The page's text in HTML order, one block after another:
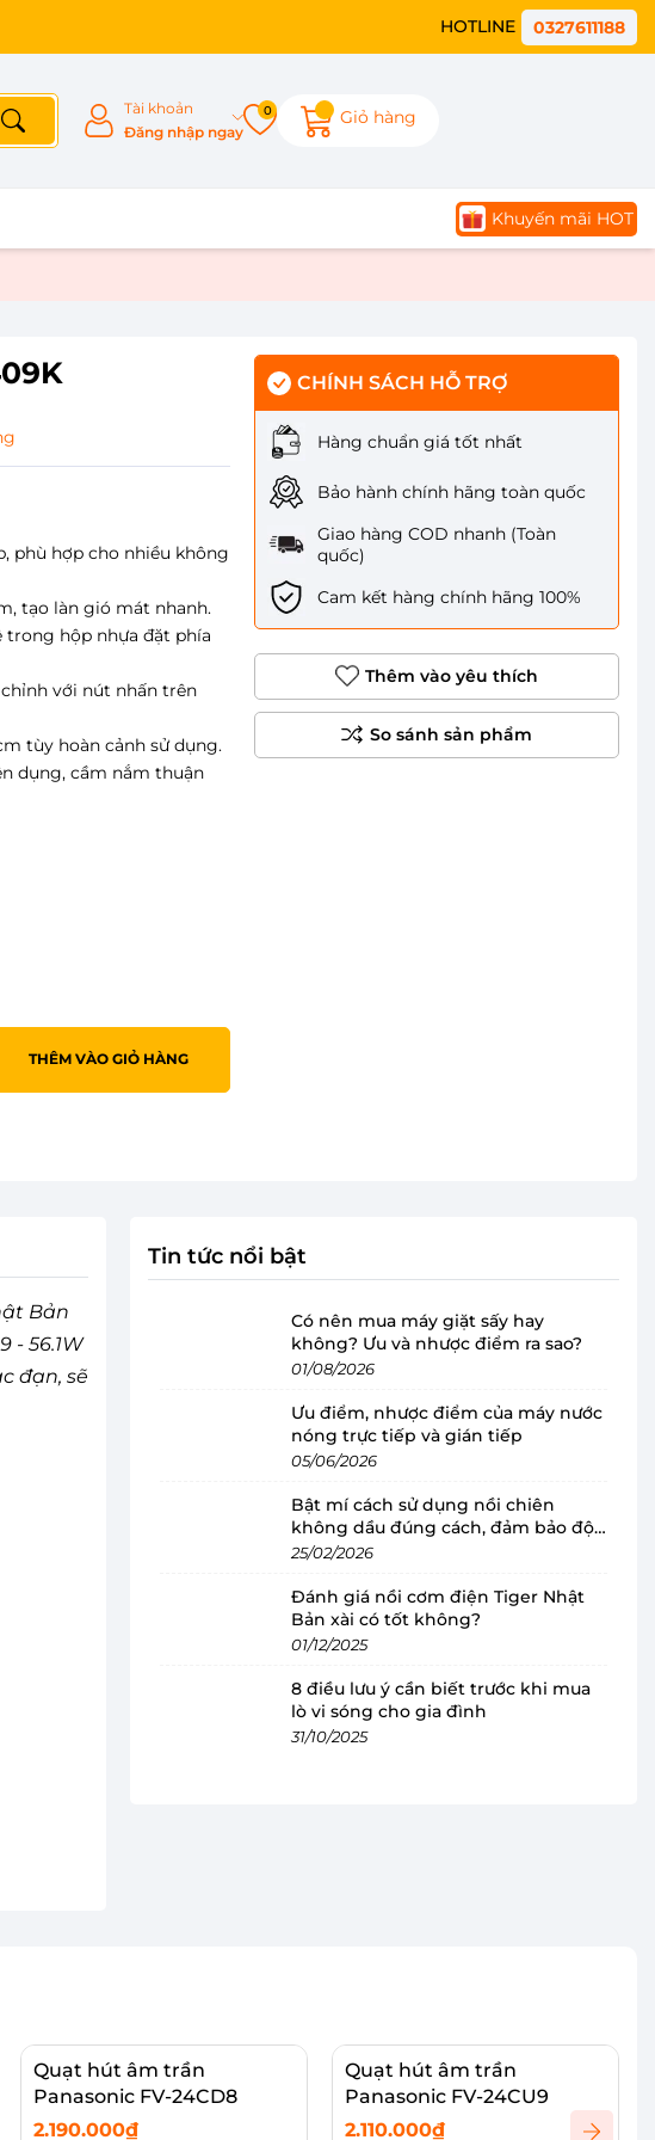
HOTLINE 0327611188
Tài khoản
Đăng nhập ngay
0 Giỏ hàng
Khuyến mãi HOT
phù hợp cho nhiều không
tạo làn gió mát nhanh.
trong hộp nhựa đặt phía
với nút nhấn trên
tùy hoàn cảnh sử dụng.
dụng, cầm nắm thuận
THÊM VÀO GIỎ HÀNG
CHÍNH SÁCH HỖ TRỢ
Hàng chuẩn giá tốt nhất
Bảo hành chính hãng toàn quốc
Giao hàng COD nhanh (Toàn
quốc)
Cam kết hàng chính hãng 100%
Thêm vào yêu thích
Bản
- 56.1W
đạn, sẽ
Tin tức nổi bật
Có nên mua máy giặt sấy hay
không? Ưu và nhược điểm ra sao?
01/08/2026
Ưu điểm, nhược điểm của máy nước
nóng trực tiếp và gián tiếp
05/06/2026
Bật mí cách sử dụng nồi chiên
không dầu đúng cách, đảm bảo độ
bền
25/02/2026
Đánh giá nồi cơm điện Tiger Nhật
Bản xài có tốt không?
01/12/2025
8 điều lưu ý cần biết trước khi mua
lò vi sóng cho gia đình
31/10/2025
Quạt hút âm trần
Panasonic FV-24CD8
2.190.000₫
Quạt hút âm trần
Panasonic FV-24CU9
2.110.000₫